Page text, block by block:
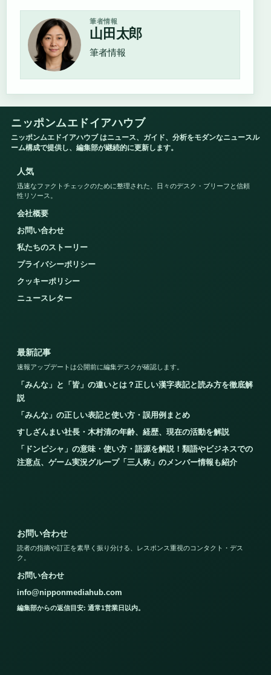
筆者情報
山田太郎
筆者情報
ニッポンムエドイアハウブ
ニッポンムエドイアハウブ はニュース、ガイド、分析をモダンなニュースル
ーム構成で提供し、編集部が継続的に更新します。
人気
迅速なファクトチェックのために整理された、日々のデスク・ブリーフと信頼
性リソース。
会社概要
お問い合わせ
私たちのストーリー
プライバシーポリシー
クッキーポリシー
ニュースレター
最新記事
速報アップデートは公開前に編集デスクが確認します。
「みんな」と「皆」の違いとは？正しい漢字表記と読み方を徹底解
説
「みんな」の正しい表記と使い方・誤用例まとめ
すしざんまい社長・木村清の年齢、経歴、現在の活動を解説
「ドンピシャ」の意味・使い方・語源を解説！類語やビジネスでの
注意点、ゲーム実況グループ「三人称」のメンバー情報も紹介
お問い合わせ
読者の指摘や訂正を素早く振り分ける、レスポンス重視のコンタクト・デス
ク。
お問い合わせ
info@nipponmediahub.com
編集部からの返信目安: 通常1営業日以内。